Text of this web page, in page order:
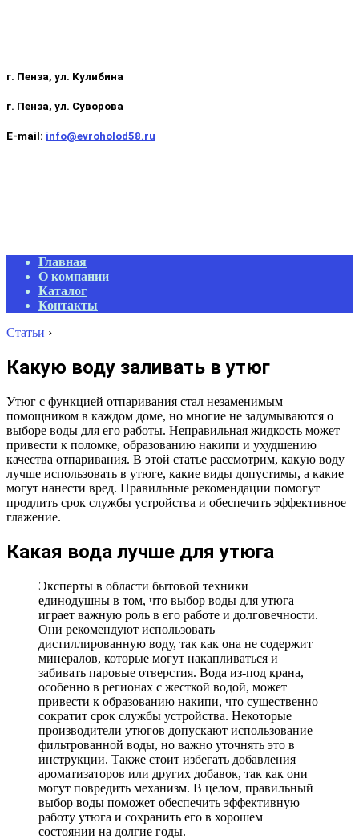
г. Пенза, ул. Кулибина
г. Пенза, ул. Суворова
E-mail: info@evroholod58.ru
Primary
Navigation
Menu
Главная
О компании
Каталог
Контакты
Статьи ›
Какую воду заливать в утюг
Утюг с функцией отпаривания стал незаменимым
помощником в каждом доме, но многие не задумываются о
выборе воды для его работы. Неправильная жидкость может
привести к поломке, образованию накипи и ухудшению
качества отпаривания. В этой статье рассмотрим, какую воду
лучше использовать в утюге, какие виды допустимы, а какие
могут нанести вред. Правильные рекомендации помогут
продлить срок службы устройства и обеспечить эффективное
глажение.
Какая вода лучше для утюга
Эксперты в области бытовой техники
единодушны в том, что выбор воды для утюга
играет важную роль в его работе и долговечности.
Они рекомендуют использовать
дистиллированную воду, так как она не содержит
минералов, которые могут накапливаться и
забивать паровые отверстия. Вода из-под крана,
особенно в регионах с жесткой водой, может
привести к образованию накипи, что существенно
сократит срок службы устройства. Некоторые
производители утюгов допускают использование
фильтрованной воды, но важно уточнять это в
инструкции. Также стоит избегать добавления
ароматизаторов или других добавок, так как они
могут повредить механизм. В целом, правильный
выбор воды поможет обеспечить эффективную
работу утюга и сохранить его в хорошем
состоянии на долгие годы.